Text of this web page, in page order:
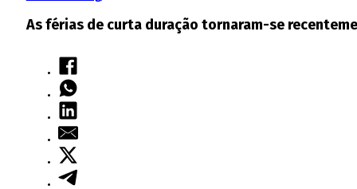
As férias de curta duração tornaram-se